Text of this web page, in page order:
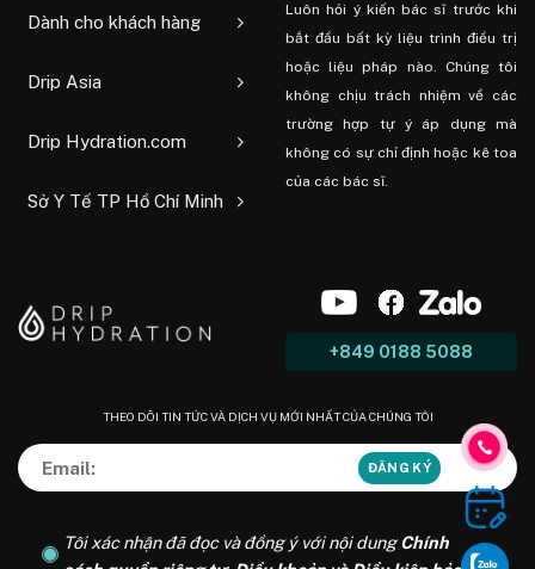
Dành cho khách hàng
Drip Asia
Drip Hydration.com
Sở Y Tế TP Hồ Chí Minh
Luôn hỏi ý kiến ​​bác sĩ trước khi
bắt đầu bất kỳ liệu trình điều trị
hoặc liệu pháp nào. Chúng tôi
không chịu trách nhiệm về các
trường hợp tự ý áp dụng mà
không có sự chỉ định hoặc kê toa
của các bác sĩ.
+849 0188 5088
THEO DÕI TIN TỨC VÀ DỊCH VỤ MỚI NHẤT CỦA CHÚNG TÔI
Tôi xác nhận đã đọc và đồng ý với nội dungChính